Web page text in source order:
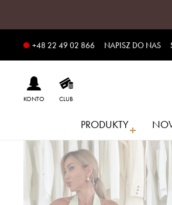
+48 22 49 02 866 NAPISZ DO NAS
KONTO CLUB
PRODUKTY